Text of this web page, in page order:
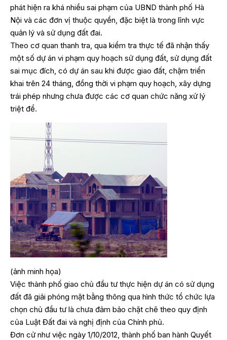
phát hiện ra khá nhiều sai phạm của UBND thành phố Hà
Nội và các đơn vị thuộc quyền, đặc biệt là trong lĩnh vực
quản lý và sử dụng đất đai.
Theo cơ quan thanh tra, qua kiểm tra thực tế đã nhận thấy
một số dự án vi phạm quy hoạch sử dụng đất, sử dụng đất
sai mục đích, có dự án sau khi được giao đất, chậm triển
khai trên 24 tháng, đồng thời vi phạm quy hoạch, xây dựng
trái phép nhưng chưa được các cơ quan chức năng xử lý
triệt để.
(ảnh minh họa)
Việc thành phố giao chủ đầu tư thực hiện dự án có sử dụng
đất đã giải phóng mặt bằng thông qua hình thức tổ chức lựa
chọn chủ đầu tư là chưa đảm bảo chặt chẽ theo quy định
của Luật Đất đai và nghị định của Chính phủ.
Đơn cử như việc ngày 1/10/2012, thành phố ban hành Quyết